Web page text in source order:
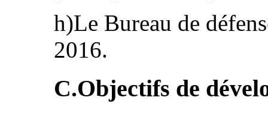
h)Le Bureau de
2016.
C.Objectifs de